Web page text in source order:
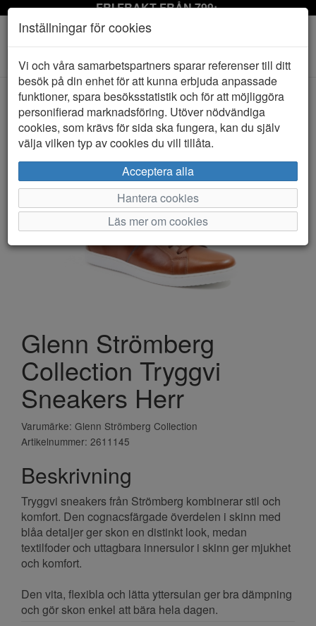
FRI FRAKT FRÅN 799:-
Toggle
navigation
HEM GLENN STRÖMBERG COLLECTION
Glenn Strömberg
Collection Tryggvi
Sneakers Herr
Varumärke: Glenn Strömberg Collection
Artikelnummer: 2611145
Beskrivning
Tryggvi sneakers från Strömberg kombinerar stil och
komfort. Den cognacsfärgade överdelen i skinn med
blåa detaljer ger skon en distinkt look, medan
textilfoder och uttagbara innersulor i skinn ger mjukhet
och komfort.
Den vita, flexibla och lätta yttersulan ger bra dämpning
och gör skon enkel att bära hela dagen.
Inställningar för cookies
Vi och våra samarbetspartners sparar referenser till ditt
besök på din enhet för att kunna erbjuda anpassade
funktioner, spara besöksstatistik och för att möjliggöra
personifierad marknadsföring. Utöver nödvändiga
cookies, som krävs för sida ska fungera, kan du själv
välja vilken typ av cookies du vill tillåta.
Acceptera alla
Hantera cookies
Läs mer om cookies